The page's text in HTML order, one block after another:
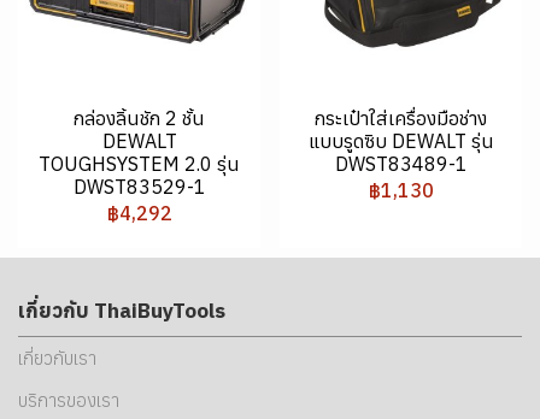
กล่องลิ้นชัก 2 ชั้น
DEWALT
TOUGHSYSTEM 2.0 รุ่น
DWST83529-1
฿4,292
กระเป๋าใส่เครื่องมือช่าง
แบบรูดซิบ DEWALT รุ่น
DWST83489-1
฿1,130
เกี่ยวกับ ThaiBuyTools
เกี่ยวกับเรา
บริการของเรา